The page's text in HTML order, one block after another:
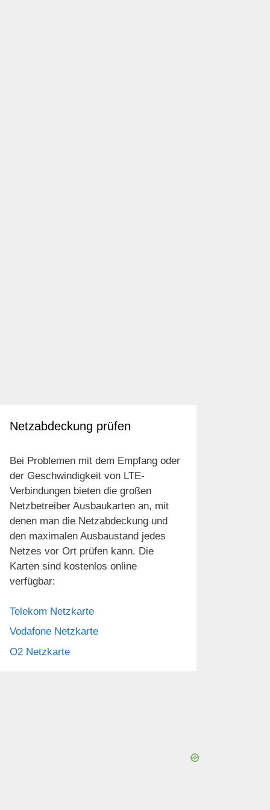
Netzabdeckung prüfen
Bei Problemen mit dem Empfang oder
der Geschwindigkeit von LTE-
Verbindungen bieten die großen
Netzbetreiber Ausbaukarten an, mit
denen man die Netzabdeckung und
den maximalen Ausbaustand jedes
Netzes vor Ort prüfen kann. Die
Karten sind kostenlos online
verfügbar:
Telekom Netzkarte
Vodafone Netzkarte
O2 Netzkarte